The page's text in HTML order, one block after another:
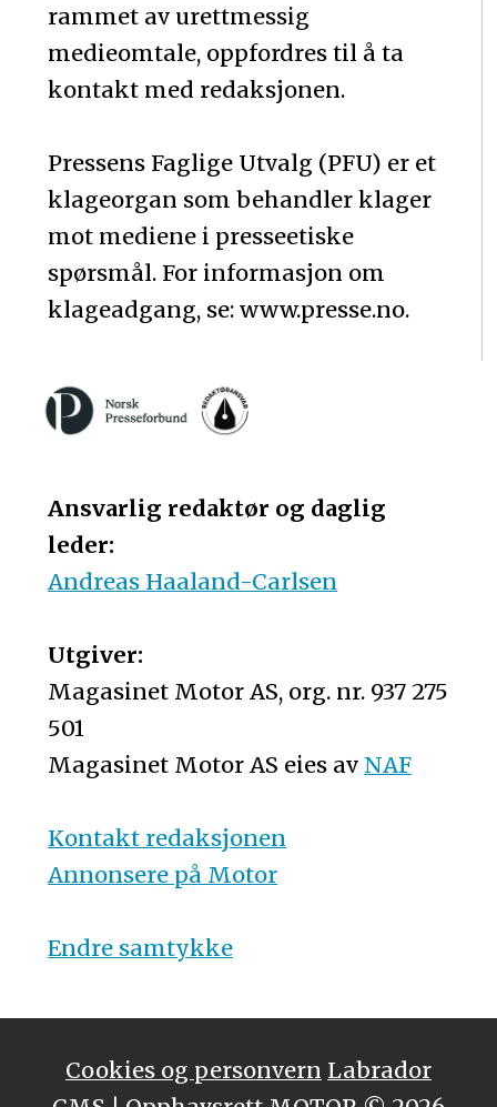
rammet av urettmessig
medieomtale, oppfordres til å ta
kontakt med redaksjonen.
Pressens Faglige Utvalg (PFU) er et
klageorgan som behandler klager
mot mediene i presseetiske
spørsmål. For informasjon om
klageadgang, se: www.presse.no.
Ansvarlig redaktør og daglig
leder:
Andreas Haaland-Carlsen
Utgiver:
Magasinet Motor AS, org. nr. 937 275
501
Magasinet Motor AS eies av NAF
Kontakt redaksjonen
Annonsere på Motor
Endre samtykke
Cookies og personvern Labrador